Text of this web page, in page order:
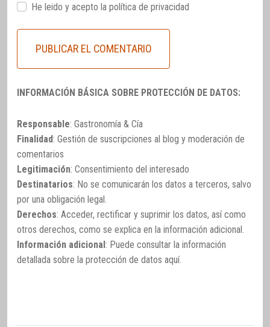
He leido y acepto la política de privacidad
INFORMACIÓN BÁSICA SOBRE PROTECCIÓN DE DATOS:
Responsable: Gastronomía & Cía
Finalidad: Gestión de suscripciones al blog y moderación de
comentarios
Legitimación: Consentimiento del interesado
Destinatarios: No se comunicarán los datos a terceros, salvo
por una obligación legal.
Derechos: Acceder, rectificar y suprimir los datos, así como
otros derechos, como se explica en la información adicional.
Información adicional : Puede consultar la información
detallada sobre la protección de datos aquí.